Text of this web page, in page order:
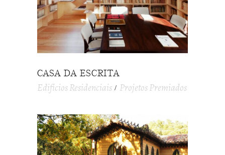
CASA DA ESCRITA
Edifícios Residenciais Projetos Premiados